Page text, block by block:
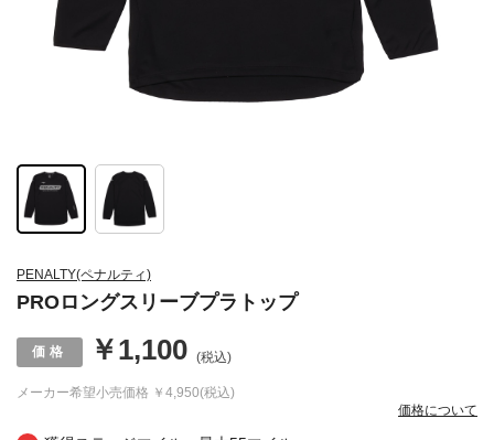
PENALTY(ペナルティ)
PROロングスリーブプラトップ
メーカー希望小売価格 ￥4,950(税込)
￥1,100 (税込)
価格について